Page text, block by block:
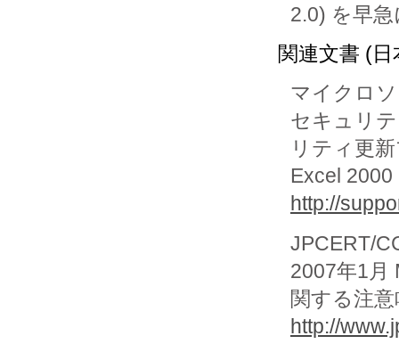
2.0) を早
関連文書 (日
マイクロ
セキュリ
リティ更
Excel
http://
JPCERT/
2007年1月
関する注
http://